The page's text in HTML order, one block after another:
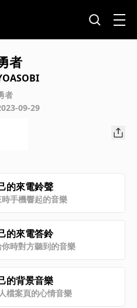
者
者
09-29
的來電鈴聲
手機響起的音樂
的來電答鈴
時對方聽到的音樂
的背景音樂
檔案頁的心情音樂